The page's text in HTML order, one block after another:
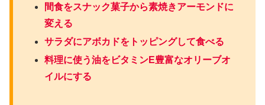
間食をスナック菓子から素焼きアーモンドに
変える
サラダにアボカドをトッピングして食べる
料理に使う油をビタミンE豊富なオリーブオ
イルにする